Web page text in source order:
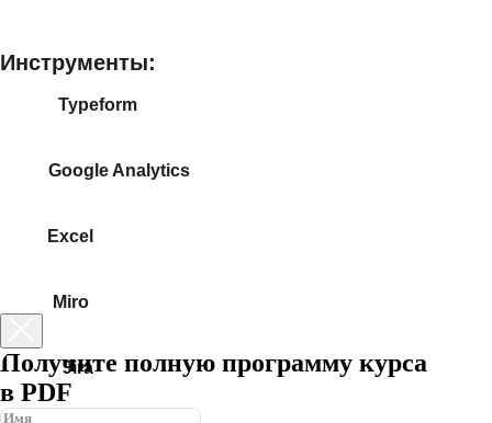
Инструменты:
⠀⠀⠀Typeform
⠀⠀⠀Google Analytics
⠀⠀⠀Excel
⠀⠀⠀Miro
⠀⠀⠀Jira
Получите полную программу курса
в PDF